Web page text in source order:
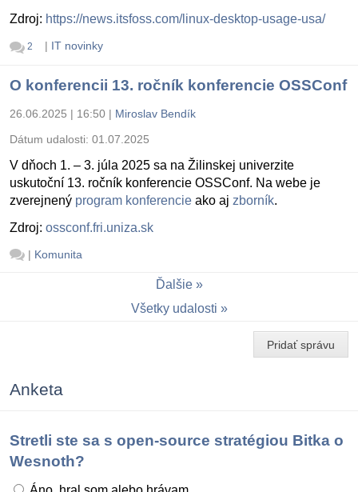
Zdroj: https://news.itsfoss.com/linux-desktop-usage-usa/
2 | IT novinky
O konferencii 13. ročník konferencie OSSConf
26.06.2025 | 16:50 | Miroslav Bendík
Dátum udalosti: 01.07.2025
V dňoch 1. – 3. júla 2025 sa na Žilinskej univerzite
uskutoční 13. ročník konferencie OSSConf. Na webe je
zverejnený program konferencie ako aj zborník.
Zdroj: ossconf.fri.uniza.sk
| Komunita
Ďalšie
Všetky udalosti
Pridať správu
Anketa
Stretli ste sa s open-source stratégiou Bitka o
Wesnoth?